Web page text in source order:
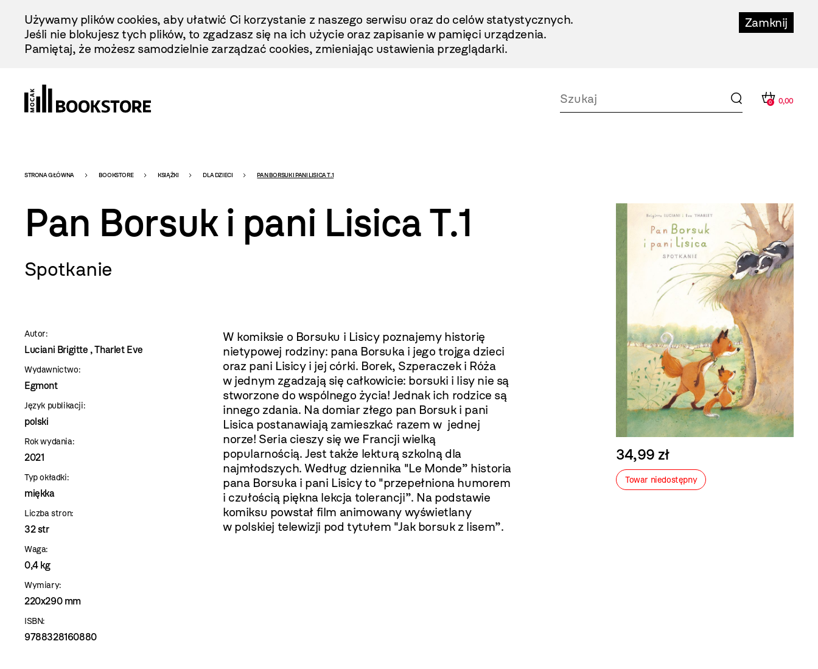
Treści
Zamknij
Używamy plików cookies, aby ułatwić Ci korzystanie z naszego serwisu oraz do celów statystycznych.
Jeśli nie blokujesz tych plików, to zgadzasz się na ich użycie oraz zapisanie w pamięci urządzenia.
Pamiętaj, że możesz samodzielnie zarządzać cookies, zmieniając ustawienia przeglądarki.
0 0,00
Bookstore
-
szablon
szczegóły
STRONA GŁÓWNA BOOKSTORE KSIĄŻKI DLA DZIECI PAN BORSUK I PANI LISICA T.1
Pan Borsuk i pani Lisica T.1
Spotkanie
Autor:
Luciani Brigitte , Tharlet Eve
Wydawnictwo:
Egmont
Język publikacji:
polski
Rok wydania:
2021
Typ okładki:
miękka
Liczba stron:
32 str
Waga:
0,4 kg
Wymiary:
220x290 mm
ISBN:
9788328160880
W komiksie o Borsuku i Lisicy poznajemy historię
nietypowej rodziny: pana Borsuka i jego trojga dzieci
oraz pani Lisicy i jej córki. Borek, Szperaczek i Róża
w jednym zgadzają się całkowicie: borsuki i lisy nie są
stworzone do wspólnego życia! Jednak ich rodzice są
innego zdania. Na domiar złego pan Borsuk i pani
Lisica postanawiają zamieszkać razem w jednej
norze! Seria cieszy się we Francji wielką
popularnością. Jest także lekturą szkolną dla
najmłodszych. Według dziennika "Le Monde” historia
pana Borsuka i pani Lisicy to "przepełniona humorem
i czułością piękna lekcja tolerancji”. Na podstawie
komiksu powstał film animowany wyświetlany
w polskiej telewizji pod tytułem "Jak borsuk z lisem”.
34,99 zł
Towar niedostępny